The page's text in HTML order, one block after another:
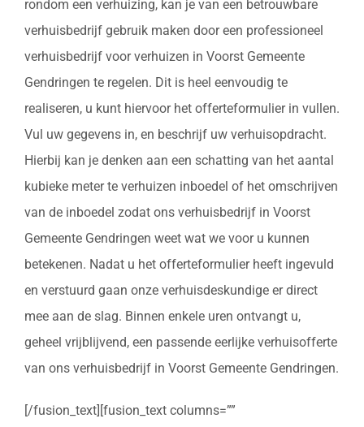
rondom een verhuizing, kan je van een betrouwbare
verhuisbedrijf gebruik maken door een professioneel
verhuisbedrijf voor verhuizen in Voorst Gemeente
Gendringen te regelen. Dit is heel eenvoudig te
realiseren, u kunt hiervoor het offerteformulier in vullen.
Vul uw gegevens in, en beschrijf uw verhuisopdracht.
Hierbij kan je denken aan een schatting van het aantal
kubieke meter te verhuizen inboedel of het omschrijven
van de inboedel zodat ons verhuisbedrijf in Voorst
Gemeente Gendringen weet wat we voor u kunnen
betekenen. Nadat u het offerteformulier heeft ingevuld
en verstuurd gaan onze verhuisdeskundige er direct
mee aan de slag. Binnen enkele uren ontvangt u,
geheel vrijblijvend, een passende eerlijke verhuisofferte
van ons verhuisbedrijf in Voorst Gemeente Gendringen.
[/fusion_text][fusion_text columns=””